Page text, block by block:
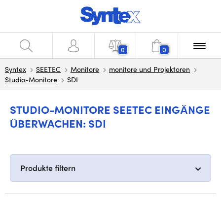
0 0
Syntex SEETEC Monitore
monitore und Projektoren
Studio-Monitore
SDI
STUDIO-MONITORE SEETEC EINGÄNGE
ÜBERWACHEN: SDI
Produkte filtern